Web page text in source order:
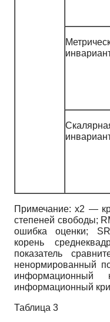
Примечание: х2 —
степеней свободы;
ошибка оценки;
корень
показатель
ненормированный
информационный
Таблица 3